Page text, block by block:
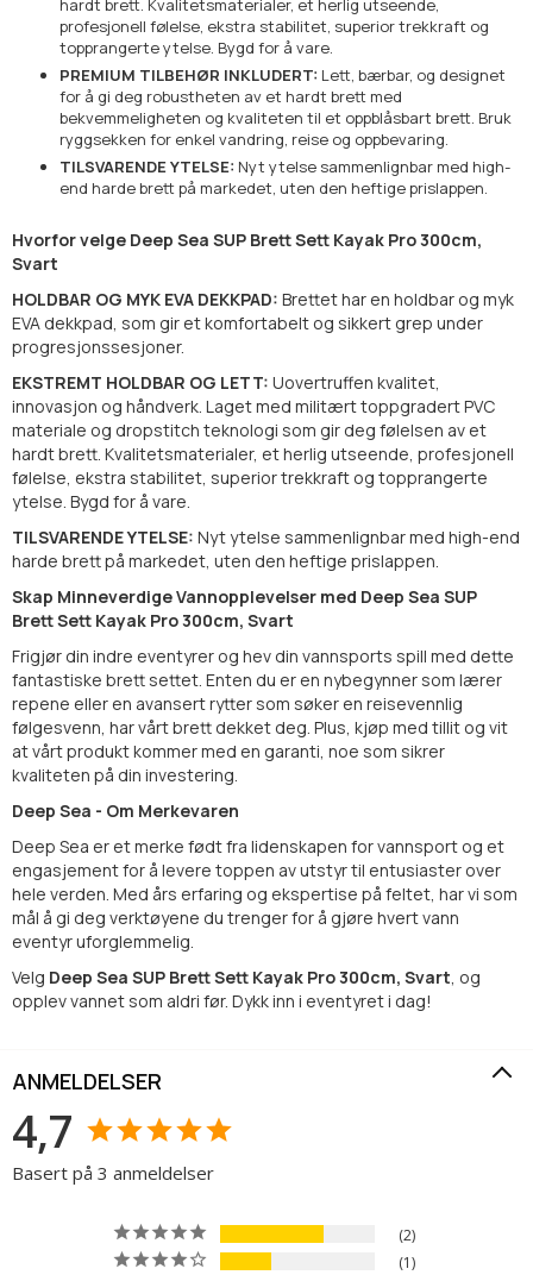
profesjonell følelse, ekstra stabilitet, superior trekkraft og
topprangerte ytelse. Bygd for å vare.
PREMIUM TILBEHØR INKLUDERT: Lett, bærbar, og designet
for å gi deg robustheten av et hardt brett med
bekvemmeligheten og kvaliteten til et oppblåsbart brett. Bruk
ryggsekken for enkel vandring, reise og oppbevaring.
TILSVARENDE YTELSE: Nyt ytelse sammenlignbar med high-
end harde brett på markedet, uten den heftige prislappen.
Hvorfor velge Deep Sea SUP Brett Sett Kayak Pro 300cm,
Svart
HOLDBAR OG MYK EVA DEKKPAD: Brettet har en holdbar og myk
EVA dekkpad, som gir et komfortabelt og sikkert grep under
progresjonssesjoner.
EKSTREMT HOLDBAR OG LETT: Uovertruffen kvalitet,
innovasjon og håndverk. Laget med militært toppgradert PVC
materiale og dropstitch teknologi som gir deg følelsen av et
hardt brett. Kvalitetsmaterialer, et herlig utseende, profesjonell
følelse, ekstra stabilitet, superior trekkraft og topprangerte
ytelse. Bygd for å vare.
TILSVARENDE YTELSE: Nyt ytelse sammenlignbar med high-end
harde brett på markedet, uten den heftige prislappen.
Skap Minneverdige Vannopplevelser med Deep Sea SUP
Brett Sett Kayak Pro 300cm, Svart
Frigjør din indre eventyrer og hev din vannsports spill med dette
fantastiske brett settet. Enten du er en nybegynner som lærer
repene eller en avansert rytter som søker en reisevennlig
følgesvenn, har vårt brett dekket deg. Plus, kjøp med tillit og vit
at vårt produkt kommer med en garanti, noe som sikrer
kvaliteten på din investering.
Deep Sea - Om Merkevaren
Deep Sea er et merke født fra lidenskapen for vannsport og et
engasjement for å levere toppen av utstyr til entusiaster over
hele verden. Med års erfaring og ekspertise på feltet, har vi som
mål å gi deg verktøyene du trenger for å gjøre hvert vann
eventyr uforglemmelig.
Velg Deep Sea SUP Brett Sett Kayak Pro 300cm, Svart , og
opplev vannet som aldri før. Dykk inn i eventyret i dag!
ANMELDELSER
4,7
Basert på 3 anmeldelser
2
1